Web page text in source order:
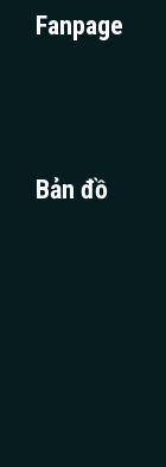
Fanpage
Bản đồ